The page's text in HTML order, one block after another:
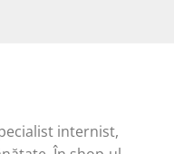
internist,